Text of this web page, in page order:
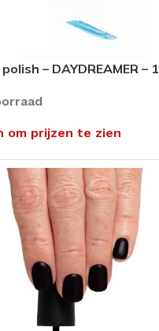
– DAYDREAMER –
om prijzen te zien